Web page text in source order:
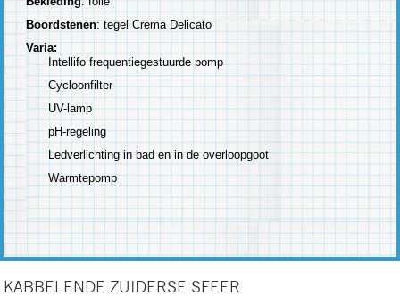
Boordstenen: tegel Crema Delicato
Varia:
Intellifo frequentiegestuurde pomp
Cycloonfilter
UV-lamp
pH-regeling
Ledverlichting in bad en in de overloopgoot
Warmtepomp
KABBELENDE ZUIDERSE SFEER